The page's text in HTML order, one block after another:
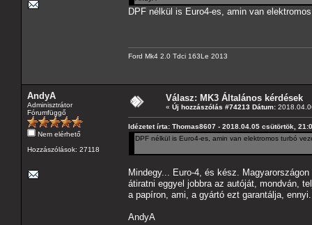
DPF nélkül is Euro4-es, amin van
Ford Mk4 2.0 Tdci 163Le 2013
AndyA
Adminisztrátor
Fórumfüggő
Nem elérhető
Hozzászólások: 27118
Válasz: MK3 Általános kérdések
« Új hozzászólás #74213 Dátum:
Idézetet írta: Thomas8607 - 2018.04.05 csütörtök,
DPF nélkül is Euro4-es, amin van elektromos turbó
Mindegy... Euro-4, és kész.
átiratni eggyel jobbra az autóját, mondván,
a papíron, ami, a gyártó ezt garantálja,
AndyA